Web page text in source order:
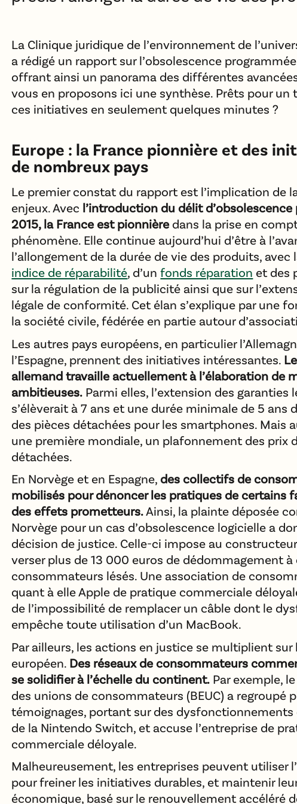
La Clinique juridique de l’environnement de
a rédigé un rapport sur l’obsolescence
offrant ainsi un panorama des différentes
vous en proposons ici une synthèse. Prêts pour un
ces initiatives en seulement quelques minutes ?
Europe : la France pionnière et des
de nombreux pays
Le premier constat du rapport est l’implication de
enjeux. Avec l’introduction du délit
2015, la France est pionnièredans la prise en
phénomène. Elle continue aujourd’hui d’être à
l’allongement de la durée de vie des produits, avec
indice de réparabilité, d’unfonds réparation et des
sur la régulation de la publicité ainsi que sur
légale de conformité. Cet élan s’explique par une
la société civile, fédérée en partie autour
Les autres pays européens, en particulier
l’Espagne, prennent des initiatives intéressantes.
allemand travaille actuellement à l’élaboration de
ambitieuses. Parmi elles, l’extension des garanties
s’élèverait à 7 ans et une durée minimale de 5 ans
des pièces détachées pour les smartphones. Mais
une première mondiale, un plafonnement des prix
détachées.
En Norvège et en Espagne, des collectifs de
mobilisés pour dénoncer les pratiques de certains
des effets prometteurs.Ainsi, la plainte déposée
Norvège pour un cas d’obsolescence logicielle a
décision de justice. Celle-ci impose au
verser plus de 13 000 euros de dédommagement à
consommateurs lésés. Une association de
quant à elle Apple de pratique commerciale
de l’impossibilité de remplacer un câble dont le
empêche toute utilisation d’un MacBook.
Par ailleurs, les actions en justice se multiplient
européen. Des réseaux de consommateurs
se solidifier à l’échelle du continent. Par exemple,
des unions de consommateurs (BEUC) a regroupé
témoignages, portant sur des dysfonctionnements
de la Nintendo Switch, et accuse l’entreprise de
commerciale déloyale.
Malheureusement, les entreprises peuvent utiliser
pour freiner les initiatives durables, et maintenir
économique, basé sur le renouvellement accéléré